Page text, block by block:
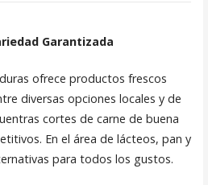
Garantizada
ofrece productos frescos
diversas opciones locales y de
cortes de carne de buena
En el área de lácteos, pan y
para todos los gustos.